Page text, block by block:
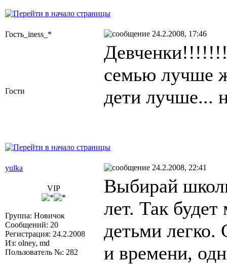
Гость_iness_* 24.2.2008, 17:46
Гости
семью лучше
дети лучше...
yulka 24.2.2008, 22:41
VIP
Группа: Новичок
Сообщений: 20
Регистрация: 24.2.2008
Из: olney, md
Пользователь №: 282
Выбирай
лет. Так
детьми
и времени,